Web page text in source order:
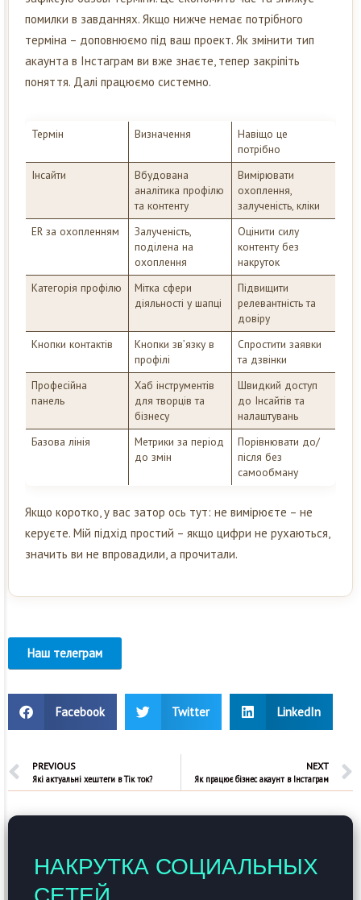
помилки в завданнях. Якщо нижче немає потрібного
терміна – доповнюємо під ваш проект. Як змінити тип
акаунта в Інстаграм ви вже знаєте, тепер закріпіть
поняття. Далі працюємо системно.
Термін Визначення
Навіщо це
потрібно
Інсайти
Вбудована
аналітика профілю
та контенту
Вимірювати
охоплення,
залученість, кліки
ER за охопленням
Залученість,
поділена на
охоплення
Оцінити силу
контенту без
накруток
Категорія профілю
Мітка сфери
діяльності у шапці
Підвищити
релевантність та
довіру
Кнопки контактів
Кнопки зв’язку в
профілі
Спростити заявки
та дзвінки
Професійна
панель
Хаб інструментів
для творців та
бізнесу
Швидкий доступ
до Інсайтів та
налаштувань
Базова лінія
Метрики за період
до змін
Порівнювати до/
після без
самообману
Якщо коротко, у вас затор ось тут: не вимірюєте – не
керуєте. Мій підхід простий – якщо цифри не рухаються,
значить ви не впровадили, а прочитали.
Наш телеграм
Facebook Twitter LinkedIn
PREVIOUS
Які актуальні хештеги в Тік ток?
NEXT
Як працює бізнес акаунт в Інстаграм
НАКРУТКА СОЦИАЛЬНЫХ